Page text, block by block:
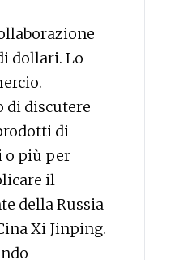
dollari. Lo
di discutere
di
o più per
il
della Russia
Xi Jinping.